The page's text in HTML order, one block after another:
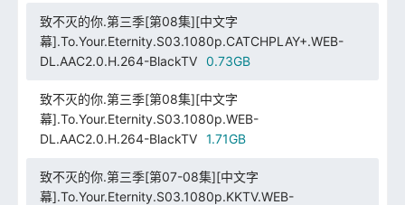
致不灭的你.第三季[第08集][中文字
幕].To.Your.Eternity.S03.1080p.CATCHPLAY+.WEB-
DL.AAC2.0.H.264-BlackTV
0.73GB
致不灭的你.第三季[第08集][中文字
幕].To.Your.Eternity.S03.1080p.WEB-
DL.AAC2.0.H.264-BlackTV
1.71GB
致不灭的你.第三季[第07-08集][中文字
幕].To.Your.Eternity.S03.1080p.KKTV.WEB-